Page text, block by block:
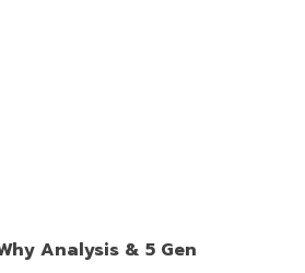
Analysis & 5 Gen